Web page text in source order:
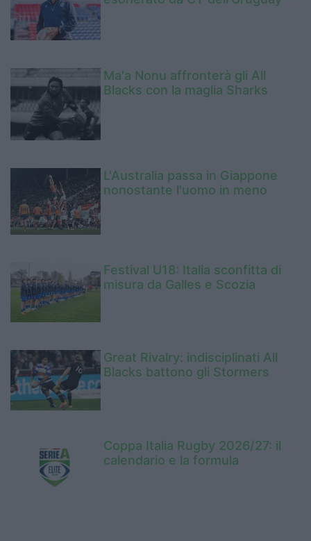
Ma'a Nonu affronterà gli All
Blacks con la maglia Sharks
L'Australia passa in Giappone
nonostante l'uomo in meno
Festival U18: Italia sconfitta di
misura da Galles e Scozia
Great Rivalry: indisciplinati All
Blacks battono gli Stormers
Coppa Italia Rugby 2026/27: il
calendario e la formula